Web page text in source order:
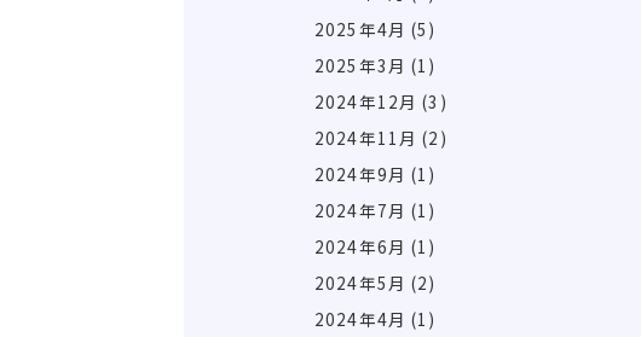
2025年4月 (5)
2025年3月 (1)
2024年12月 (3)
2024年11月 (2)
2024年9月 (1)
2024年7月 (1)
2024年6月 (1)
2024年5月 (2)
2024年4月 (1)